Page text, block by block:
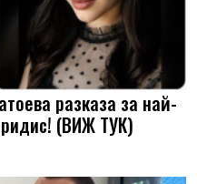
разказа за най-
(ВИЖ ТУК)